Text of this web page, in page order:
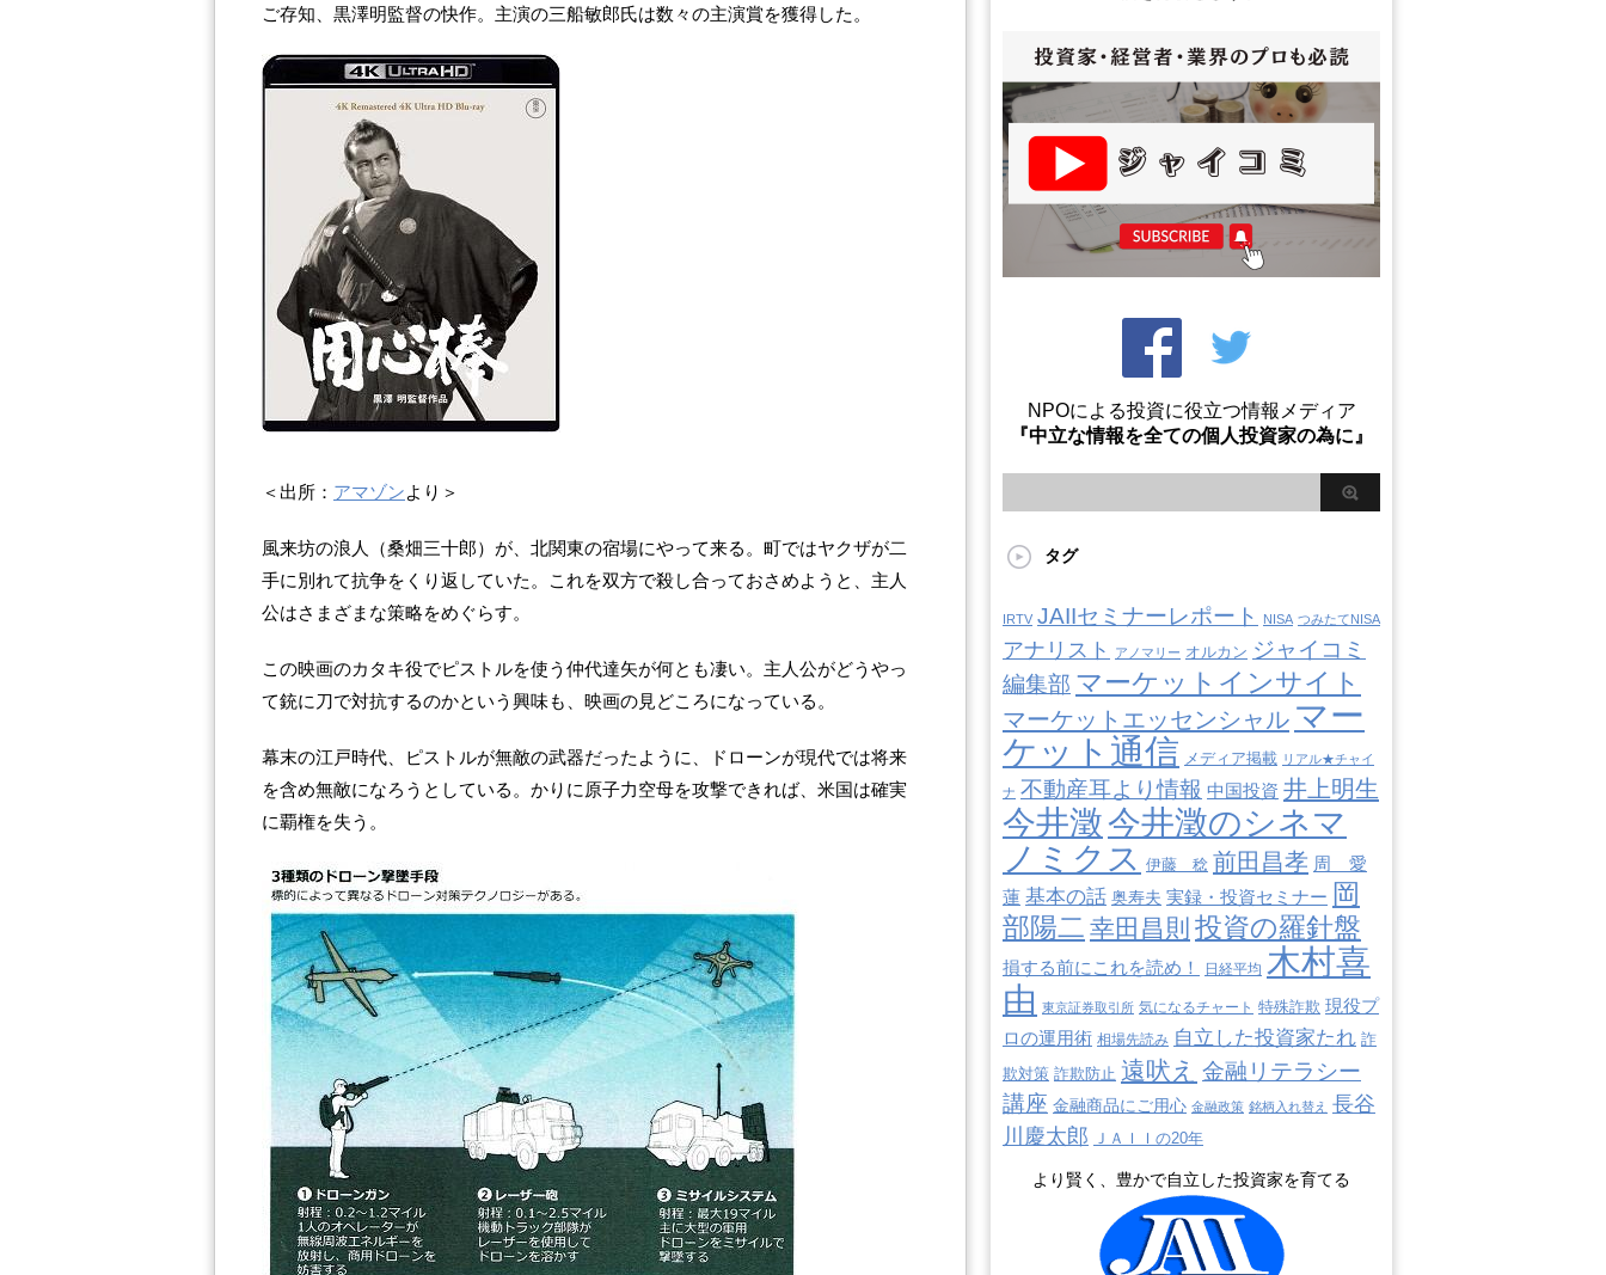
ご存知、黒澤明監督の快作。主演の三船敏郎氏は数々の主演賞を獲得した。
＜出所： アマゾンより＞
風来坊の浪人（桑畑三十郎）が、北関東の宿場にやって来る。町ではヤクザが二
手に別れて抗争をくり返していた。これを双方で殺し合っておさめようと、主人
公はさまざまな策略をめぐらす。
この映画のカタキ役でピストルを使う仲代達矢が何とも凄い。主人公がどうやっ
て銃に刀で対抗するのかという興味も、映画の見どころになっている。
幕末の江戸時代、ピストルが無敵の武器だったように、ドローンが現代では将来
を含め無敵になろうとしている。かりに原子力空母を攻撃できれば、米国は確実
に覇権を失う。
NPOによる投資に役立つ情報メディア
『中立な情報を全ての個人投資家の為に』
タグ
IRTV JAIIセミナーレポート NISA つみたてNISA
アナリスト アノマリー オルカン ジャイコミ
編集部 マーケットインサイト
マーケットエッセンシャル マー
ケット通信 メディア掲載 リアル★チャイ
ナ 不動産耳より情報 中国投資 井上明生
今井澂今井澂のシネマ
ノミクス 伊藤 稔 前田昌孝 周 愛
蓮 基本の話 奥寿夫 実録・投資セミナー 岡
部陽二 幸田昌則 投資の羅針盤
損する前にこれを読め！ 日経平均 木村喜
由 東京証券取引所 気になるチャート 特殊詐欺 現役プ
ロの運用術 相場先読み 自立した投資家たれ 詐
欺対策 詐欺防止 遠吠え 金融リテラシー
講座 金融商品にご用心 金融政策 銘柄入れ替え
長谷
川慶太郎 ＪＡＩＩの20年
より賢く、豊かで自立した投資家を育てる